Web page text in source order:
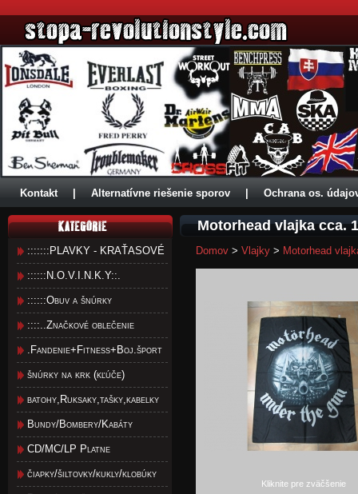
Kontakt Alternatívne riešenie sporov Ochrana os.
:::::::PLAVKY - KRAŤASOVÉ
::::::N.O.V.I.N.K.Y::.
::::::Obuv a šnúrky
::::..Značkové oblečenie
.Fandenie+Fitness+Boj.šport
šnúrky na krk (kľúče)
batohy,Ruksaky,tašky,kabelky
Bundy/Bombery/Kabáty
CD/MC/LP Platne
čiapky/šiltovky/kukly/klobúky
Motorhead vlajka cca.
Domov > Vlajky > Motorhead
Kliknite pre zväčšenie